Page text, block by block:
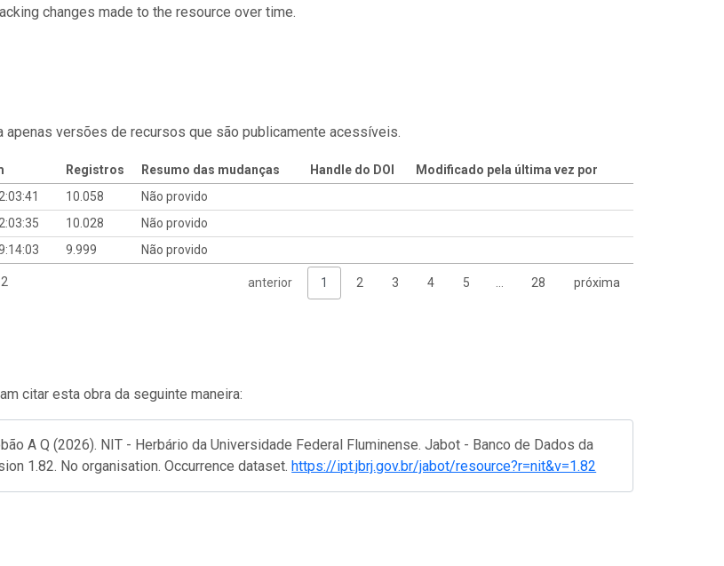
changes made to the resource over time.
apenas versões de recursos que são publicamente acessíveis.
Registros Resumo das mudanças Handle do DOI
Modificado pela última vez por
10.058
Não provido
10.028
Não provido
9.999 Não provido
anterior 1 2 3 4 5 … 28 próxima
citar esta obra da seguinte maneira:
A Q (2026). NIT - Herbário da Universidade Federal Fluminense. Jabot - Banco de Dados da
1.82. No organisation. Occurrence dataset. https://ipt.jbrj.gov.br/jabot/resource?r=nit&v=1.82